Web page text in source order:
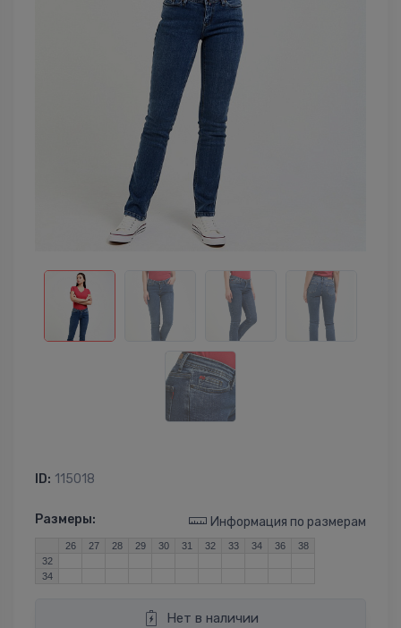
ID: 115018
Размеры: Информация по размерам
26 27 28 29 30 31 32 33 34 36
38
32
34
Нет в наличии